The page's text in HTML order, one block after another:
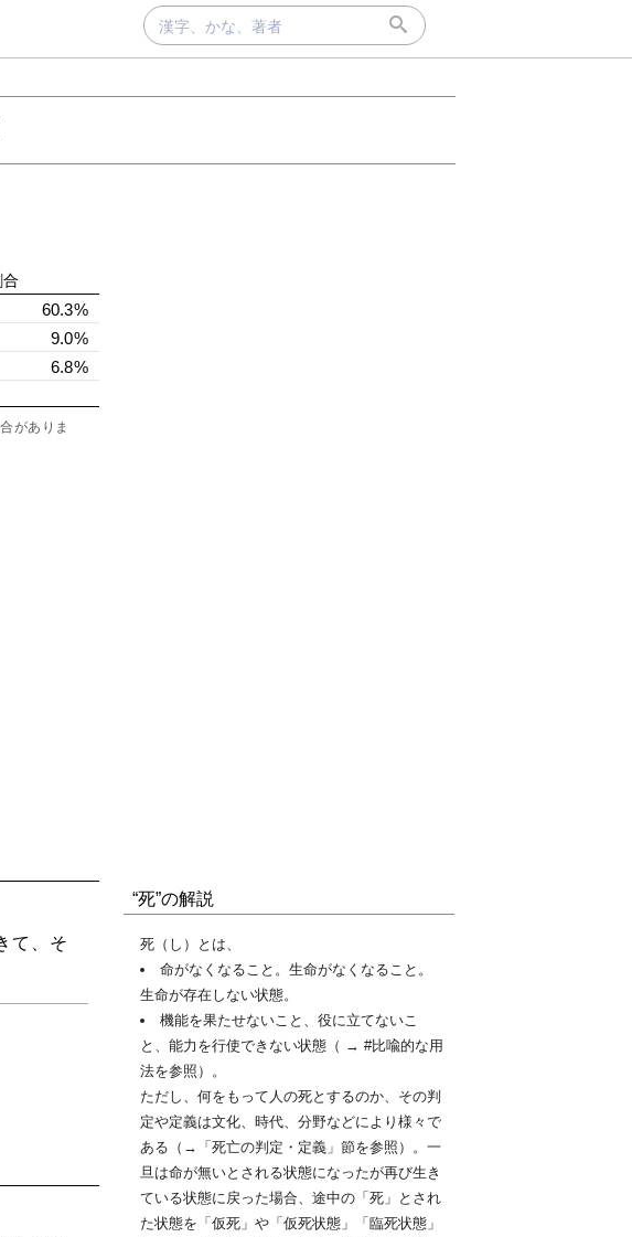
60.3%
9.0%
6.8%
がありま
て、そ
“死”の解説
死（し）とは、
命がなくなること。生命がなくなること。
生命が存在しない状態。
機能を果たせないこと、役に立てないこ
と、能力を行使できない状態（ → #比喩的な用
法を参照）。
ただし、何をもって人の死とするのか、その判
定や定義は文化、時代、分野などにより様々で
ある（→「死亡の判定・定義」節を参照）。一
旦は命が無いとされる状態になったが再び生き
ている状態に戻った場合、途中の「死」とされ
た状態を「仮死」や「仮死状態」「臨死状態」